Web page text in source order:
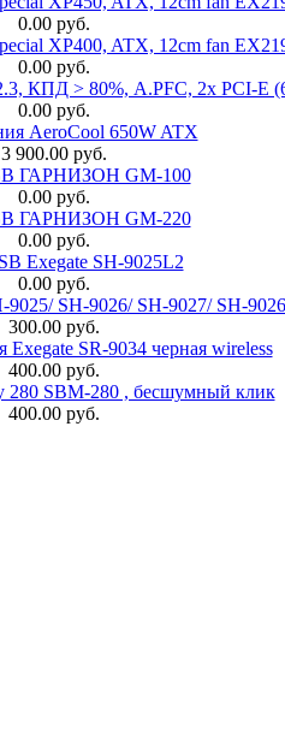
0.00 руб.
XP400, ATX, 12cm fan
0.00 руб.
КПД > 80%, A.PFC, 2x PCI-E
0.00 руб.
AeroCool 650W ATX
3 900.00 руб.
ГАРНИЗОН GM-100
0.00 руб.
ГАРНИЗОН GM-220
0.00 руб.
Exegate SH-9025L2
0.00 руб.
SH-9026/ SH-9027/ SH-
300.00 руб.
SR-9034 черная wireless
400.00 руб.
SBM-280 , бесшумный клик
400.00 руб.